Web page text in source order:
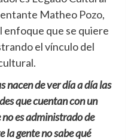
Matheo Pozo,
que se quiere
el vínculo del
nacen de ver día a día las
que cuentan con un
es administrado de
gente no sabe qué